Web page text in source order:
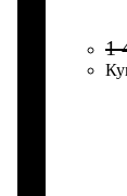
1